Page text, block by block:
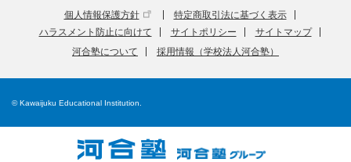
個人情報保護方針
特定商取引法に基づく表示
ハラスメント防止に向けて
サイトポリシー
サイトマップ
河合塾について
採用情報（学校法人河合塾）
© Kawaijuku Educational Institution.